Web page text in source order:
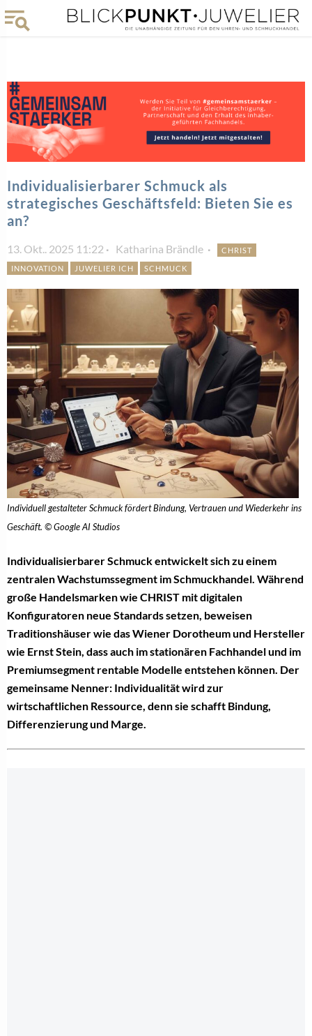
Individualisierbarer Schmuck als
strategisches Geschäftsfeld: Bieten Sie es
an?
13. Okt.. 2025 11:22 Katharina Brändle
CHRIST
INNOVATION
JUWELIER ICH SCHMUCK
Individuell gestalteter Schmuck fördert Bindung, Vertrauen und Wiederkehr ins
Geschäft. © Google AI Studios
Individualisierbarer Schmuck entwickelt sich zu einem
zentralen Wachstumssegment im Schmuckhandel. Während
große Handelsmarken wie CHRIST mit digitalen
Konfiguratoren neue Standards setzen, beweisen
Traditionshäuser wie das Wiener Dorotheum und Hersteller
wie Ernst Stein, dass auch im stationären Fachhandel und im
Premiumsegment rentable Modelle entstehen können. Der
gemeinsame Nenner: Individualität wird zur
wirtschaftlichen Ressource, denn sie schafft Bindung,
Differenzierung und Marge.